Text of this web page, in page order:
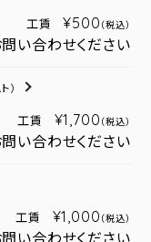
工賃 ¥500 （税込）
問い合わせください
）
工賃 ¥1,700 （税込）
問い合わせください
工賃 ¥1,000 （税込）
問い合わせください